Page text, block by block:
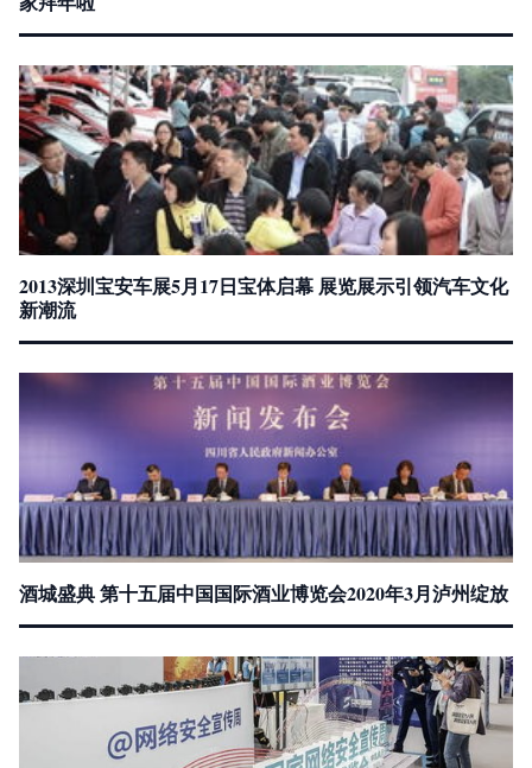
2013深圳宝安车展5月17日宝体启幕 展览展示引领汽车文化
新潮流
酒城盛典 第十五届中国国际酒业博览会2020年3月泸州绽放